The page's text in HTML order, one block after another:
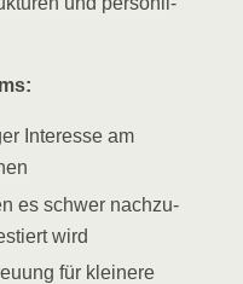
Inter­es­se am
es schwer nach­zu­
wird
für klei­ne­re